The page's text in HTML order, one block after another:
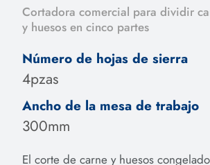
Cortadora comercial para dividir
y huesos en cinco partes
Número de hojas de sierra
4pzas
Ancho de la mesa de trabajo
300mm
El corte de carne y huesos